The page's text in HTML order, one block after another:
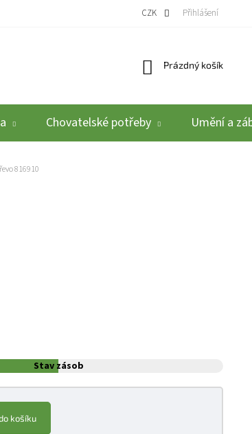
VYSLOUŽILÝCH ELEKTROZAŘÍZENÍ / BATERIÍ REKLAMACE A
CZK Přihlášení
Nákupní košík
Prázdný košík
Chovatelské potřeby Umění a
816910
Stav zásob
košíku